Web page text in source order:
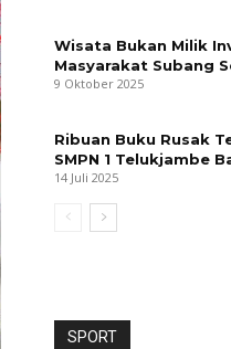
Wisata Bukan Milik
Masyarakat Subang
9 Oktober 2025
Ribuan Buku Rusak
SMPN 1 Telukjambe
14 Juli 2025
SPORT